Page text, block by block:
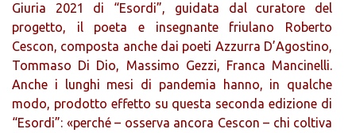
Giuria 2021 di “Esordi”, guidata dal curatore del
progetto, il poeta e insegnante friulano Roberto
Cescon, composta anche dai poeti Azzurra D’Agostino,
Tommaso Di Dio, Massimo Gezzi, Franca Mancinelli.
Anche i lunghi mesi di pandemia hanno, in qualche
modo, prodotto effetto su questa seconda edizione di
“Esordi”: «perché – osserva ancora Cescon – chi coltiva